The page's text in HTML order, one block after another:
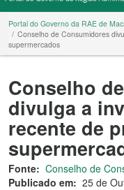
Portal do Governo da RAE de
Conselho de Consumidores
supermercados
Conselho
divulga a
recente de
Fonte: Conselho de
Publicado em: 25 de